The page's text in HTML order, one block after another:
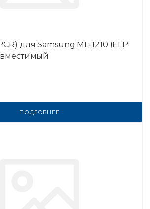
для Samsung ML-1210 (ELP
ПОДРОБНЕЕ